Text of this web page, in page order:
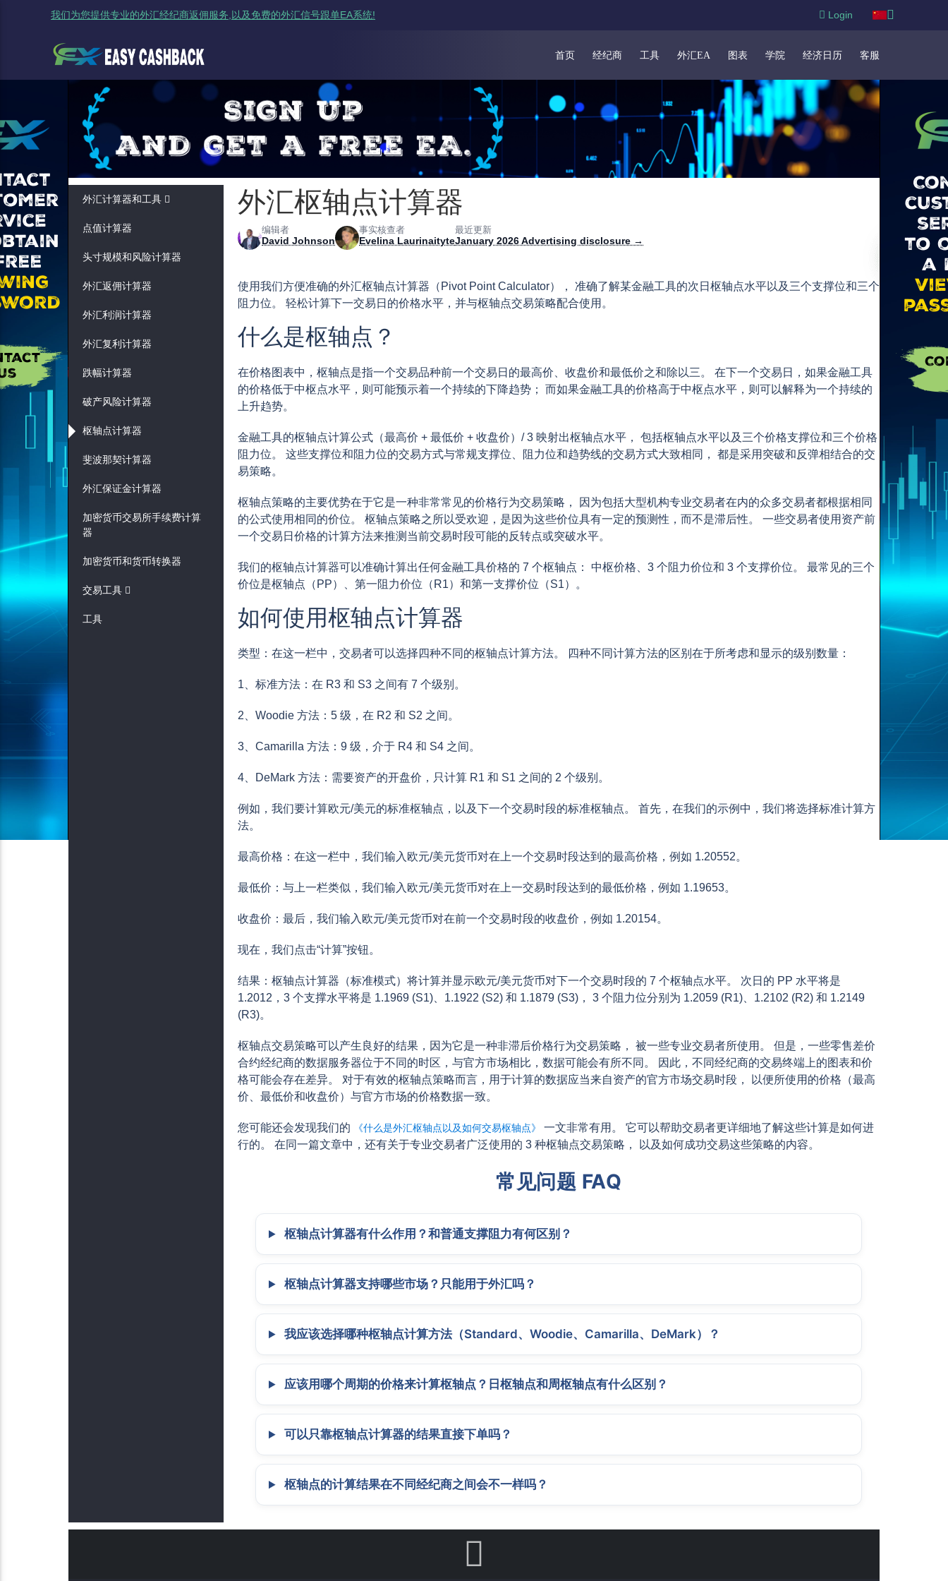
我们为您提供专业的外汇经纪商返佣服务,以及免费的外汇信号跟单EA系统! Login
首页 经纪商 工具 外汇EA 图表 学院 经济日历 客服
外汇计算器和工具
点值计算器
头寸规模和风险计算器
外汇返佣计算器
外汇利润计算器
外汇复利计算器
跌幅计算器
破产风险计算器
枢轴点计算器
斐波那契计算器
外汇保证金计算器
加密货币交易所手续费计算
器
加密货币和货币转换器
交易工具
工具
外汇枢轴点计算器
编辑者
David Johnson
事实核查者
Evelina Laurinaityte
最近更新
January 2026 Advertising disclosure →
使用我们方便准确的外汇枢轴点计算器（Pivot Point Calculator）， 准确了解某金融工具的次日枢轴点水平以及三个支撑位和三个
阻力位。 轻松计算下一交易日的价格水平，并与枢轴点交易策略配合使用。
什么是枢轴点？
在价格图表中，枢轴点是指一个交易品种前一个交易日的最高价、收盘价和最低价之和除以三。 在下一个交易日，如果金融工具
的价格低于中枢点水平，则可能预示着一个持续的下降趋势； 而如果金融工具的价格高于中枢点水平，则可以解释为一个持续的
上升趋势。
金融工具的枢轴点计算公式（最高价 + 最低价 + 收盘价）/ 3 映射出枢轴点水平， 包括枢轴点水平以及三个价格支撑位和三个价格
阻力位。 这些支撑位和阻力位的交易方式与常规支撑位、阻力位和趋势线的交易方式大致相同， 都是采用突破和反弹相结合的交
易策略。
枢轴点策略的主要优势在于它是一种非常常见的价格行为交易策略， 因为包括大型机构专业交易者在内的众多交易者都根据相同
的公式使用相同的价位。 枢轴点策略之所以受欢迎，是因为这些价位具有一定的预测性，而不是滞后性。 一些交易者使用资产前
一个交易日价格的计算方法来推测当前交易时段可能的反转点或突破水平。
我们的枢轴点计算器可以准确计算出任何金融工具价格的 7 个枢轴点： 中枢价格、3 个阻力价位和 3 个支撑价位。 最常见的三个
价位是枢轴点（PP）、第一阻力价位（R1）和第一支撑价位（S1）。
如何使用枢轴点计算器
类型：在这一栏中，交易者可以选择四种不同的枢轴点计算方法。 四种不同计算方法的区别在于所考虑和显示的级别数量：
1、标准方法：在 R3 和 S3 之间有 7 个级别。
2、Woodie 方法：5 级，在 R2 和 S2 之间。
3、Camarilla 方法：9 级，介于 R4 和 S4 之间。
4、DeMark 方法：需要资产的开盘价，只计算 R1 和 S1 之间的 2 个级别。
例如，我们要计算欧元/美元的标准枢轴点，以及下一个交易时段的标准枢轴点。 首先，在我们的示例中，我们将选择标准计算方
法。
最高价格：在这一栏中，我们输入欧元/美元货币对在上一个交易时段达到的最高价格，例如 1.20552。
最低价：与上一栏类似，我们输入欧元/美元货币对在上一交易时段达到的最低价格，例如 1.19653。
收盘价：最后，我们输入欧元/美元货币对在前一个交易时段的收盘价，例如 1.20154。
现在，我们点击“计算”按钮。
结果：枢轴点计算器（标准模式）将计算并显示欧元/美元货币对下一个交易时段的 7 个枢轴点水平。 次日的 PP 水平将是
1.2012，3 个支撑水平将是 1.1969 (S1)、1.1922 (S2) 和 1.1879 (S3)， 3 个阻力位分别为 1.2059 (R1)、1.2102 (R2) 和 1.2149
(R3)。
枢轴点交易策略可以产生良好的结果，因为它是一种非滞后价格行为交易策略， 被一些专业交易者所使用。 但是，一些零售差价
合约经纪商的数据服务器位于不同的时区，与官方市场相比，数据可能会有所不同。 因此，不同经纪商的交易终端上的图表和价
格可能会存在差异。 对于有效的枢轴点策略而言，用于计算的数据应当来自资产的官方市场交易时段， 以便所使用的价格（最高
价、最低价和收盘价）与官方市场的价格数据一致。
您可能还会发现我们的 《什么是外汇枢轴点以及如何交易枢轴点》 一文非常有用。 它可以帮助交易者更详细地了解这些计算是如何进
行的。 在同一篇文章中，还有关于专业交易者广泛使用的 3 种枢轴点交易策略， 以及如何成功交易这些策略的内容。
常见问题 FAQ
枢轴点计算器有什么作用？和普通支撑阻力有何区别？
枢轴点计算器支持哪些市场？只能用于外汇吗？
我应该选择哪种枢轴点计算方法（Standard、Woodie、Camarilla、DeMark）？
应该用哪个周期的价格来计算枢轴点？日枢轴点和周枢轴点有什么区别？
可以只靠枢轴点计算器的结果直接下单吗？
枢轴点的计算结果在不同经纪商之间会不一样吗？